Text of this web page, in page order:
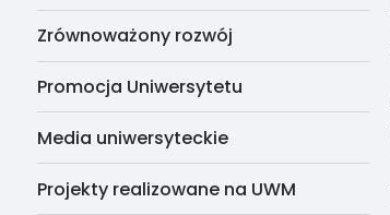
Zrównoważony rozwój
Promocja Uniwersytetu
Media uniwersyteckie
Projekty realizowane na UWM